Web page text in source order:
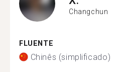
Changchun
FLUENTE
Chinês (simplificado)